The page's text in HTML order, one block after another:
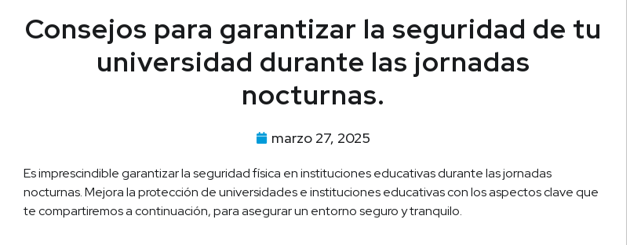
Consejos para garantizar la seguridad de tu
universidad durante las jornadas
nocturnas.
marzo 27, 2025
Es imprescindible garantizar la seguridad física en instituciones educativas durante las jornadas
nocturnas. Mejora la protección de universidades e instituciones educativas con los aspectos clave que
te compartiremos a continuación, para asegurar un entorno seguro y tranquilo.